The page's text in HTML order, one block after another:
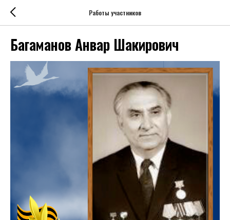
Работы участников
Багаманов Анвар Шакирович